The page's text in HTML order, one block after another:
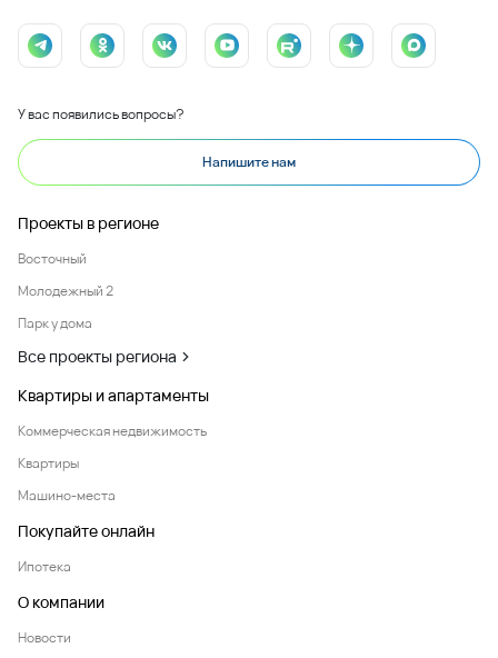
У вас появились вопросы?
Напишите нам
Проекты в регионе
Восточный
Молодежный 2
Парк у дома
Все проекты региона
Квартиры и апартаменты
Коммерческая недвижимость
Квартиры
Машино-места
Покупайте онлайн
Ипотека
О компании
Новости